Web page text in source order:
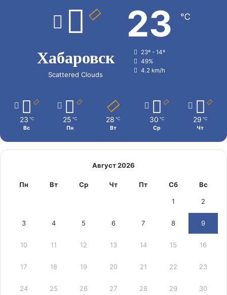
Хабаровск
Scattered Clouds
23 ℃
23º - 14º
49%
4.2 km/h
23 ℃
Вс
25 ℃
Пн
28 ℃
Вт
30 ℃
Ср
29 ℃
Чт
Август 2026
Пн Вт Ср Чт Пт Сб Вс
1 2
3 4 5 6 7 8 9
10 11 12 13 14 15 16
17 18 19 20 21 22 23
24 25 26 27 28 29 30